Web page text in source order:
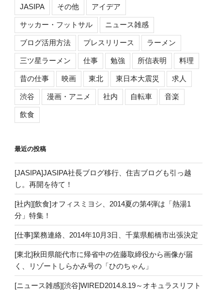
JASIPA その他 アイデア
サッカー・フットサル ニュース雑感
ブログ活用方法 プレスリリース ラーメン
三ツ星ラーメン 仕事 勉強 所信表明 料理
昔の仕事 映画 東北 東日本大震災 求人
渋谷 漫画・アニメ 社内 自転車 音楽
飲食
最近の投稿
[JASIPA]JASIPA社長ブログ移行、住吉ブログも引っ越
し。再開を待て！
[社内][飲食]オフィスミヨシ、2014夏の第4弾は「熱湯1
分」特集！
[仕事]業務連絡、2014年10月3日、千葉県船橋市出張決定
[東北]秋田県能代市に帰省中の佐藤取締役から画像が届
く、リゾートしらかみ号の「ひのちゃん」
[ニュース雑感][渋谷]WIRED2014.8.19～オキュラスリフト